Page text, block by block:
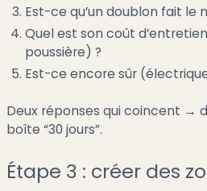
Est-ce qu’un doublon fait le
Quel est son coût
poussière) ?
Est-ce encore sûr
Deux réponses qui coincent →
boîte “30 jours”.
Étape 3 : créer des